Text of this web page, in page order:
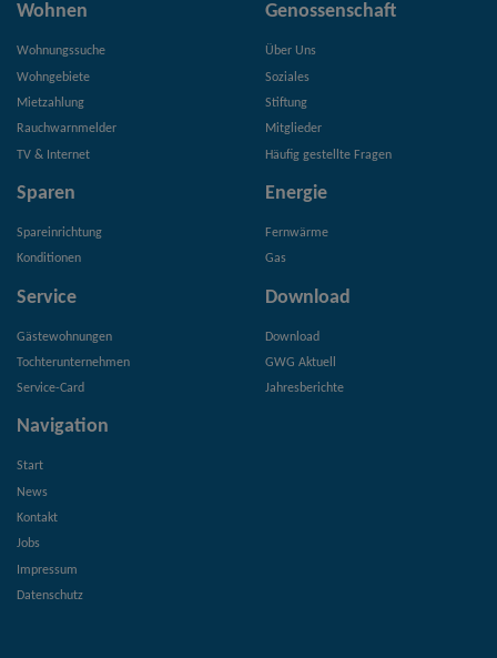
Wohnen
Wohnungssuche
Wohngebiete
Mietzahlung
Rauchwarnmelder
TV & Internet
Genossenschaft
Über Uns
Soziales
Stiftung
Mitglieder
Häufig gestellte Fragen
Sparen
Spareinrichtung
Konditionen
Energie
Fernwärme
Gas
Service
Gästewohnungen
Tochterunternehmen
Service-Card
Download
Download
GWG Aktuell
Jahresberichte
Navigation
Start
News
Kontakt
Jobs
Impressum
Datenschutz